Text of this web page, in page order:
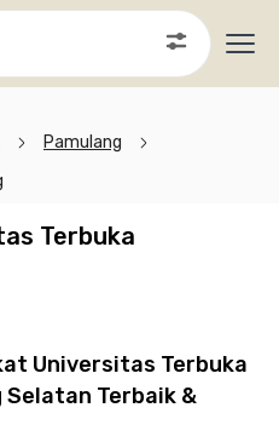
Pamulang
Terbuka
Universitas Terbuka
Selatan Terbaik &